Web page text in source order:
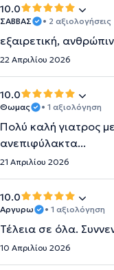
10.0
ΣΑΒΒΑΣ • 2 αξιολογήσεις
εξαιρετική,
22 Απριλίου 2026
10.0
Θωμας • 1 αξιολόγηση
Πολύ καλή γιατρος
ανεπιφύλακτα...
21 Απριλίου 2026
10.0
Aργυρω • 1 αξιολόγηση
Τέλεια σε όλα.
10 Απριλίου 2026